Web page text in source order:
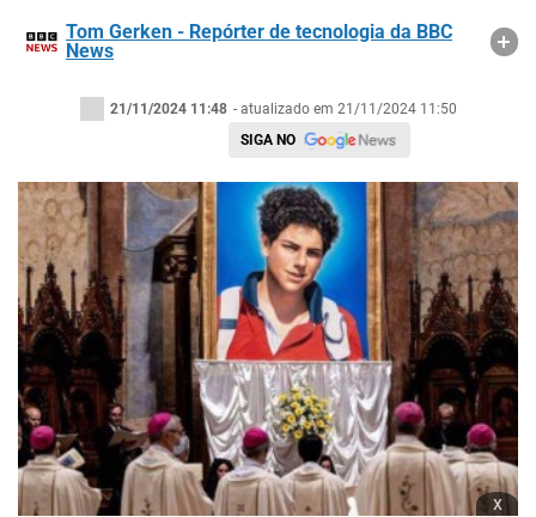
Tom Gerken - Repórter de tecnologia da BBC
News
21/11/2024 11:48 - atualizado em 21/11/2024 11:50
SIGA NO
x